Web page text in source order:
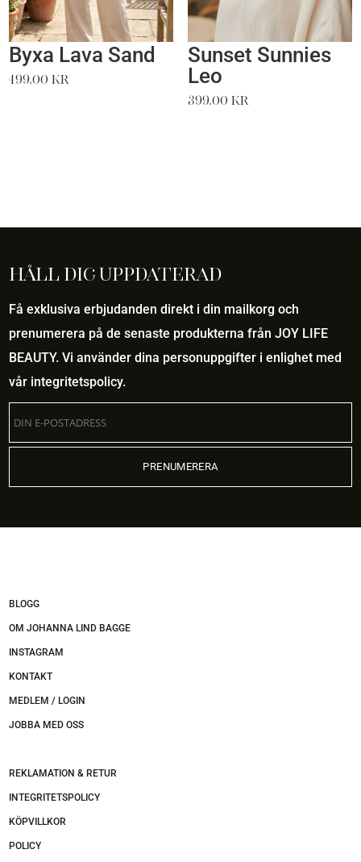
Byxa Lava Sand
499,00kr
Sunset Sunnies
Leo
399,00 kr
Håll dig uppdaterad
Få exklusiva erbjudanden direkt i din mailkorg och
prenumerera på de senaste produkterna från JOY LIFE
BEAUTY. Vi använder dina personuppgifter i enlighet med
vår integritetspolicy.
BLOGG
OM JOHANNA LIND BAGGE
INSTAGRAM
KONTAKT
MEDLEM / LOGIN
JOBBA MED OSS
REKLAMATION & RETUR
INTEGRITETSPOLICY
KÖPVILLKOR
POLICY